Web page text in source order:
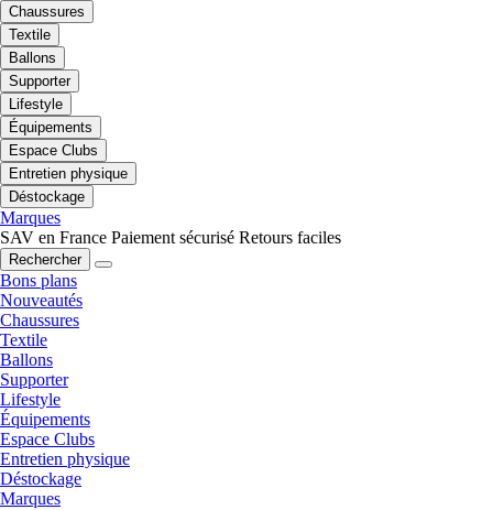
Chaussures
Textile
Ballons
Supporter
Lifestyle
Équipements
Espace Clubs
Entretien physique
Déstockage
Marques
SAV en France Paiement sécurisé Retours faciles
Rechercher
Bons plans
Nouveautés
Chaussures
Textile
Ballons
Supporter
Lifestyle
Équipements
Espace Clubs
Entretien physique
Déstockage
Marques